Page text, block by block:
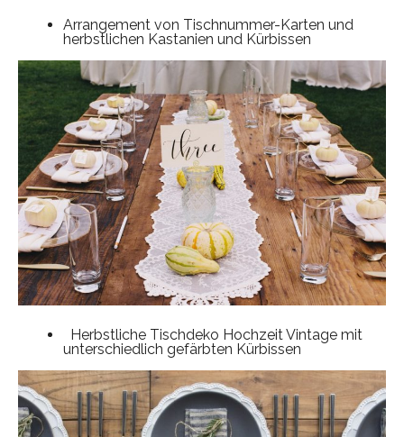
Arrangement von Tischnummer-Karten und
herbstlichen Kastanien und Kürbissen
Herbstliche Tischdeko Hochzeit Vintage mit
unterschiedlich gefärbten Kürbissen